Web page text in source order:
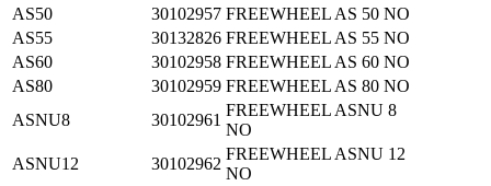
AS50
30102957 FREEWHEEL AS 50 NO
AS55
30132826 FREEWHEEL AS 55 NO
AS60
30102958 FREEWHEEL AS 60 NO
AS80
30102959 FREEWHEEL AS 80 NO
ASNU8
30102961
FREEWHEEL ASNU 8
NO
ASNU12
30102962
FREEWHEEL ASNU 12
NO